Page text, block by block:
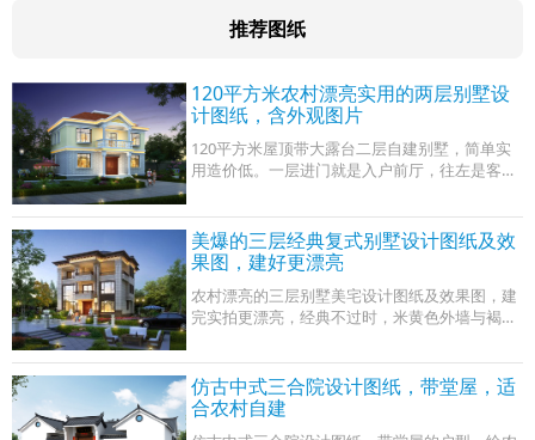
推荐图纸
120平方米农村漂亮实用的两层别墅设
计图纸，含外观图片
120平方米屋顶带大露台二层自建别墅，简单实
用造价低。一层进门就是入户前厅，往左是客
然后往里是厨房和餐厅。
美爆的三层经典复式别墅设计图纸及效
果图，建好更漂亮
农村漂亮的三层别墅美宅设计图纸及效果图，建
完实拍更漂亮，经典不过时，米黄色外墙与褐色
仿古中式三合院设计图纸，带堂屋，适
合农村自建